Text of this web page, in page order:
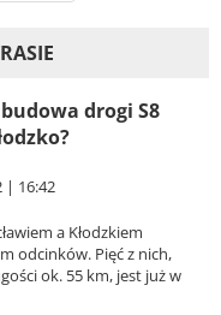
drogi S8
| 16:42
a Kłodzkiem
odcinków. Pięć z nich,
ok. 55 km, jest już w